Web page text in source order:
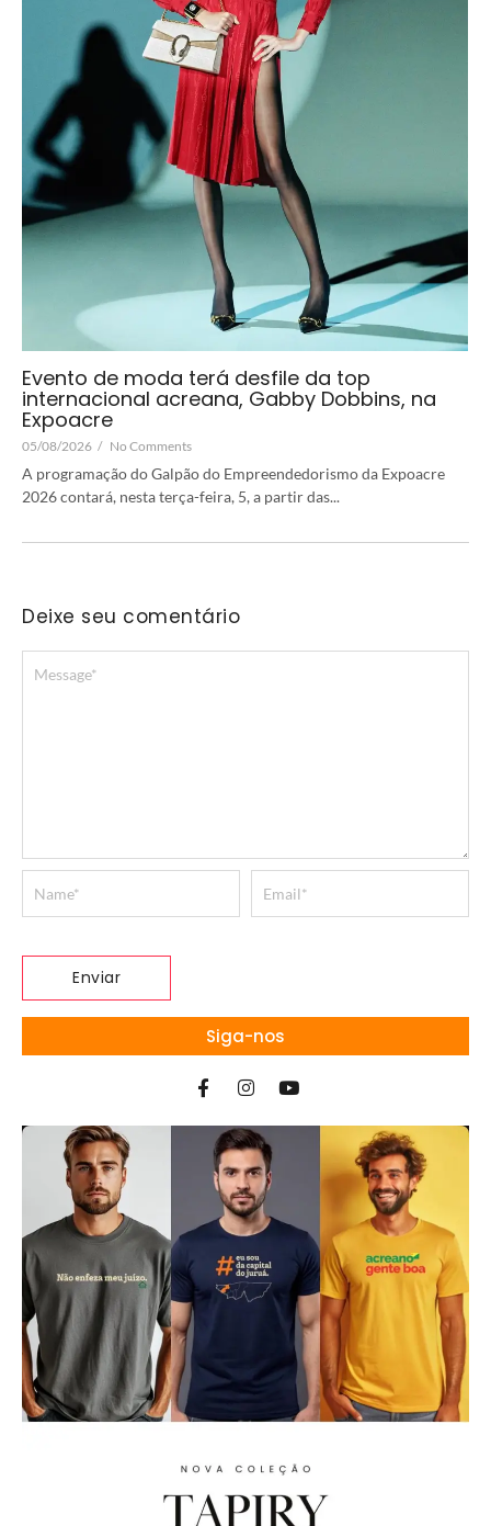
Evento de moda terá desfile da top
internacional acreana, Gabby Dobbins, na
Expoacre
05/08/2026 / No Comments
A programação do Galpão do Empreendedorismo da Expoacre
2026 contará, nesta terça-feira, 5, a partir das...
Deixe seu comentário
Siga-nos